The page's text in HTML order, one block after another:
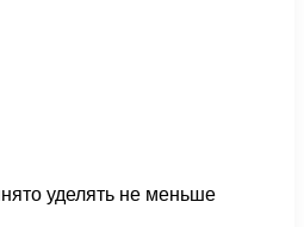
уделять не меньше